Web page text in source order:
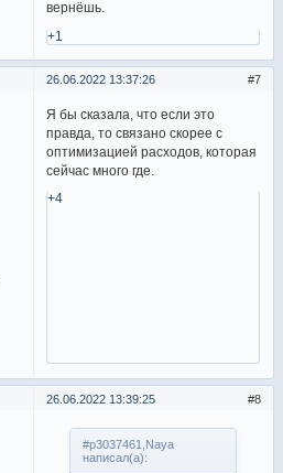
вернёшь.
+1
7
26.06.2022 13:37:26
Я бы сказала, что если это
правда, то связано скорее с
оптимизацией расходов, которая
сейчас много где.
+4
8
26.06.2022 13:39:25
#p3037461,Naya
написал(а):